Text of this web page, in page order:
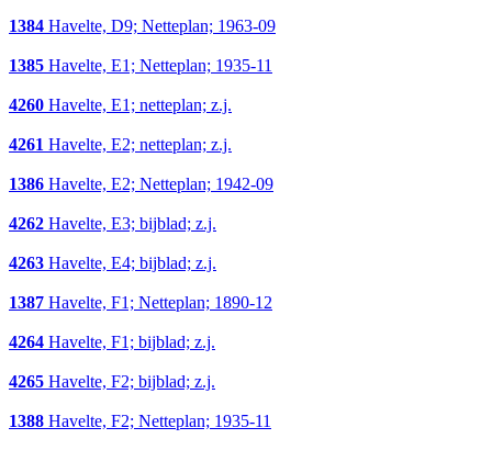
1384 Havelte, D9; Netteplan; 1963-09
1385 Havelte, E1; Netteplan; 1935-11
4260 Havelte, E1; netteplan; z.j.
4261 Havelte, E2; netteplan; z.j.
1386 Havelte, E2; Netteplan; 1942-09
4262 Havelte, E3; bijblad; z.j.
4263 Havelte, E4; bijblad; z.j.
1387 Havelte, F1; Netteplan; 1890-12
4264 Havelte, F1; bijblad; z.j.
4265 Havelte, F2; bijblad; z.j.
1388 Havelte, F2; Netteplan; 1935-11